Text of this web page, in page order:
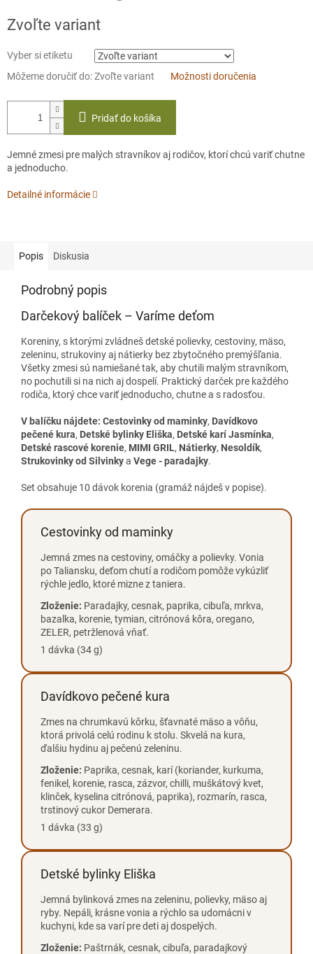
Zvoľte variant
Vyber si etiketu
Môžeme doručiť do:Zvoľte variant Možnosti doručenia
Pridať do košíka
Jemné zmesi pre malých stravníkov aj rodičov, ktorí chcú variť chutne
a jednoducho.
Detailné informácie
Popis Diskusia
Podrobný popis
Darčekový balíček – Varíme deťom
Koreniny, s ktorými zvládneš detské polievky, cestoviny, mäso,
zeleninu, strukoviny aj nátierky bez zbytočného premýšľania.
Všetky zmesi sú namiešané tak, aby chutili malým stravníkom,
no pochutili si na nich aj dospelí. Praktický darček pre každého
rodiča, ktorý chce variť jednoducho, chutne a s radosťou.
V balíčku nájdete: Cestovinky od maminky, Davídkovo
pečené kura, Detské bylinky Eliška, Detské karí Jasmínka,
Detské rascové korenie, MIMI GRIL, Nátierky, Nesoldík,
Strukovinky od Silvinkya Vege - paradajky.
Set obsahuje 10 dávok korenia (gramáž nájdeš v popise).
Cestovinky od maminky
Jemná zmes na cestoviny, omáčky a polievky. Vonia
po Taliansku, deťom chutí a rodičom pomôže vykúzliť
rýchle jedlo, ktoré mizne z taniera.
Zloženie: Paradajky, cesnak, paprika, cibuľa, mrkva,
bazalka, korenie, tymian, citrónová kôra, oregano,
ZELER, petržlenová vňať.
1 dávka (34 g)
Davídkovo pečené kura
Zmes na chrumkavú kôrku, šťavnaté mäso a vôňu,
ktorá privolá celú rodinu k stolu. Skvelá na kura,
ďalšiu hydinu aj pečenú zeleninu.
Zloženie: Paprika, cesnak, karí (koriander, kurkuma,
fenikel, korenie, rasca, zázvor, chilli, muškátový kvet,
klinček, kyselina citrónová, paprika), rozmarín, rasca,
trstinový cukor Demerara.
1 dávka (33 g)
Detské bylinky Eliška
Jemná bylinková zmes na zeleninu, polievky, mäso aj
ryby. Nepáli, krásne vonia a rýchlo sa udomácni v
kuchyni, kde sa varí pre deti aj dospelých.
Zloženie: Paštrnák, cesnak, cibuľa, paradajkový